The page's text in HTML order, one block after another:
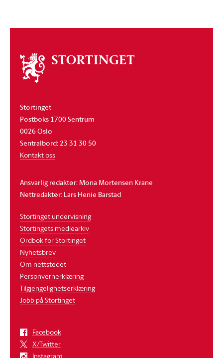
Om
stortinget
Stortinget
Postboks 1700 Sentrum
0026 Oslo
Sentralbord: 23 31 30 50
Kontakt oss
Ansvarlig redaktør: Mona Mortensen Krane
Nettredaktør: Lars Henie Barstad
Stortinget undervisning
Stortingets mediearkiv
Ordbok for Stortinget
Nyhetsbrev
Om nettstedet
Personvernerklæring
Tilgjengelighetserklæring
Jobb på Stortinget
Facebook
X/Twitter
Instagram